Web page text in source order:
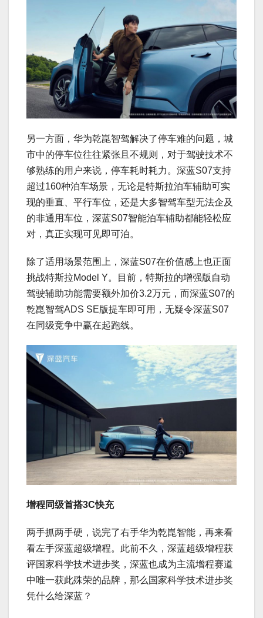
另一方面，华为乾崑智驾解决了停车难的问题，城
市中的停车位往往紧张且不规则，对于驾驶技术不
够熟练的用户来说，停车耗时耗力。深蓝S07支持
超过160种泊车场景，无论是特斯拉泊车辅助可实
现的垂直、平行车位，还是大多智驾车型无法企及
的非通用车位，深蓝S07智能泊车辅助都能轻松应
对，真正实现可见即可泊。
除了适用场景范围上，深蓝S07在价值感上也正面
挑战特斯拉Model Y。目前，特斯拉的增强版自动
驾驶辅助功能需要额外加价3.2万元，而深蓝S07的
乾崑智驾ADS SE版提车即可用，无疑令深蓝S07
在同级竞争中赢在起跑线。
增程同级首搭3C快充
两手抓两手硬，说完了右手华为乾崑智能，再来看
看左手深蓝超级增程。此前不久，深蓝超级增程获
评国家科学技术进步奖，深蓝也成为主流增程赛道
中唯一获此殊荣的品牌，那么国家科学技术进步奖
凭什么给深蓝？